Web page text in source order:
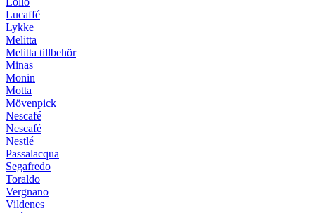
Lucaffé
Lykke
Melitta
Melitta tillbehör
Minas
Monin
Motta
Mövenpick
Nescafé
Nescafé
Nestlé
Passalacqua
Segafredo
Toraldo
Vergnano
Vildenes